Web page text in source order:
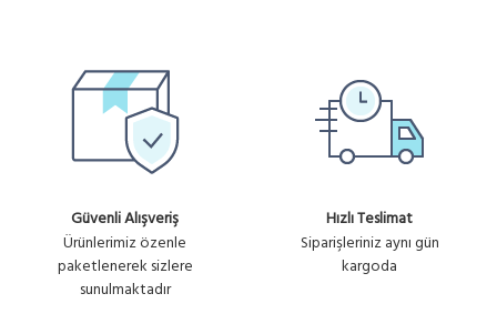
Güvenli Alışveriş
Ürünlerimiz özenle
paketlenerek sizlere
sunulmaktadır
Hızlı Teslimat
Siparişleriniz aynı gün
kargoda